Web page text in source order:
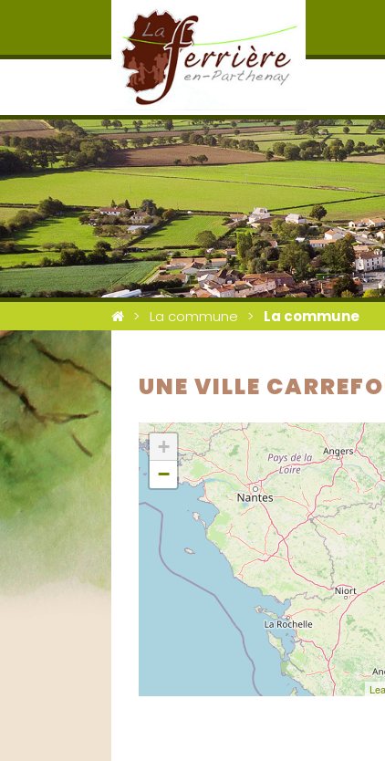
La commune La commune
UNE VILLE
+
−